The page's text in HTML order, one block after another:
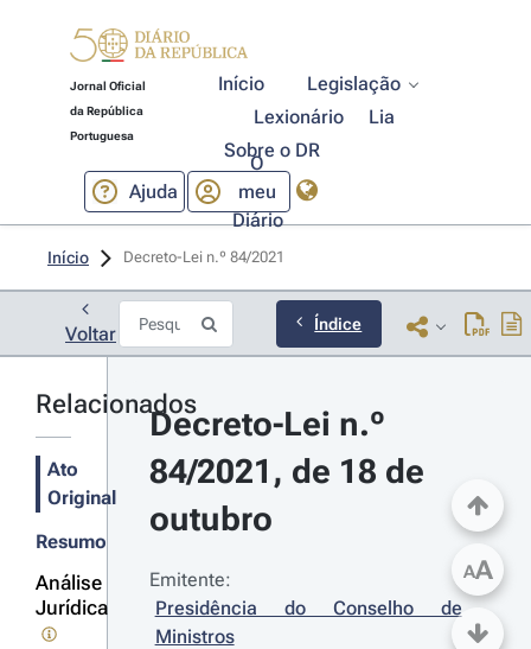
Jornal Oficial
da República
Portuguesa
Início
Legislação
Lexionário
Lia
Sobre o DR
Ajuda
O
meu
Diário
Início Decreto-Lei n.º 84/2021
Voltar Índice
Relacionados
Ato
Original
Resumo
Análise
Jurídica
Decreto-Lei n.º
84/2021, de 18 de
outubro
Emitente:
Presidência do Conselho de
Ministros
AA